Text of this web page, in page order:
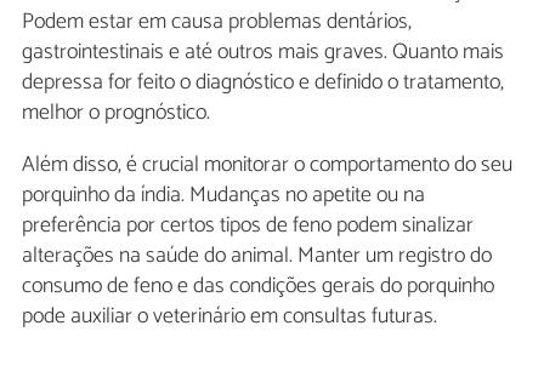
Podem estar em causa problemas dentários,
gastrointestinais e até outros mais graves. Quanto mais
depressa for feito o diagnóstico e definido o tratamento,
melhor o prognóstico.
Além disso, é crucial monitorar o comportamento do seu
porquinho da índia. Mudanças no apetite ou na
preferência por certos tipos de feno podem sinalizar
alterações na saúde do animal. Manter um registro do
consumo de feno e das condições gerais do porquinho
pode auxiliar o veterinário em consultas futuras.